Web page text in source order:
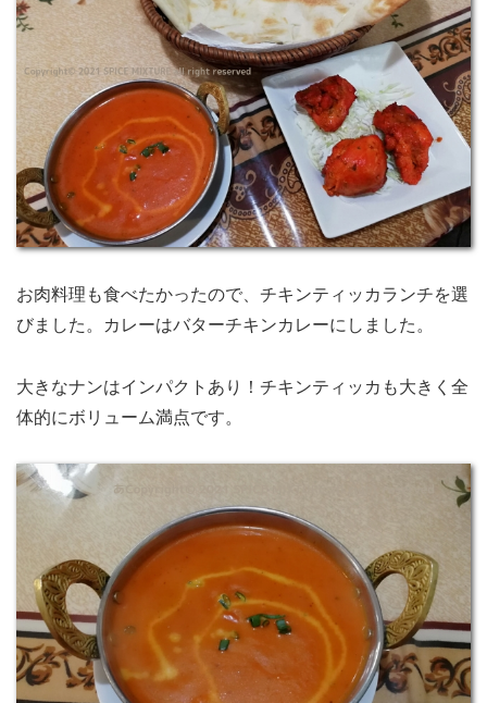
お肉料理も食べたかったので、チキンティッカランチを選
びました。カレーはバターチキンカレーにしました。
大きなナンはインパクトあり！チキンティッカも大きく全
体的にボリューム満点です。